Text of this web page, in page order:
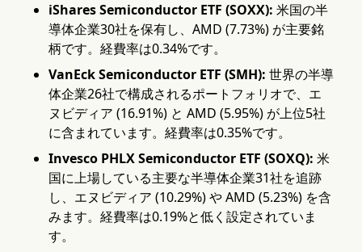
iShares Semiconductor ETF (SOXX): 米国の半
導体企業30社を保有し、AMD (7.73%) が主要銘
柄です。経費率は0.34%です。
VanEck Semiconductor ETF (SMH): 世界の半導
体企業26社で構成されるポートフォリオで、エ
ヌビディア (16.91%) と AMD (5.95%) が上位5社
に含まれています。経費率は0.35%です。
Invesco PHLX Semiconductor ETF (SOXQ): 米
国に上場している主要な半導体企業31社を追跡
し、エヌビディア (10.29%) や AMD (5.23%) を含
みます。経費率は0.19%と低く設定されていま
す。